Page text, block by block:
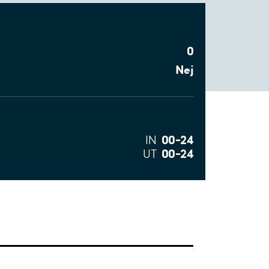
0
Nej
IN 00–24
UT 00–24